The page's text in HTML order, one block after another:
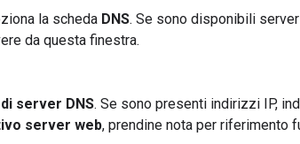
la scheda DNS. Se sono disponibili
da questa finestra.
server DNS. Se sono presenti indirizzi IP,
server web, prendine nota per riferimento